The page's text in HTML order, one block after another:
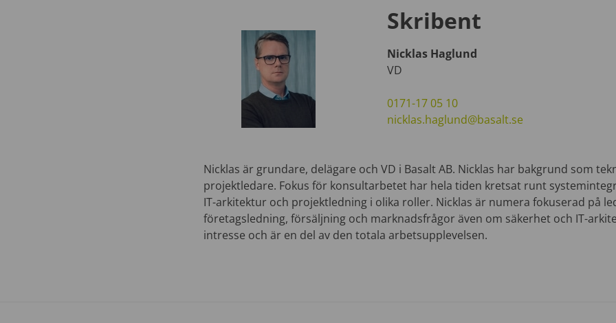
Skribent
Nicklas Haglund
VD
0171-17 05 10
nicklas.haglund@basalt.se
Nicklas är grundare, delägare och VD i Basalt AB. Nicklas har bakgrund som
projektledare. Fokus för konsultarbetet har hela tiden kretsat runt
IT-arkitektur och projektledning i olika roller. Nicklas är numera fokuserad på
företagsledning, försäljning och marknadsfrågor även om säkerhet och IT-
intresse och är en del av den totala arbetsupplevelsen.